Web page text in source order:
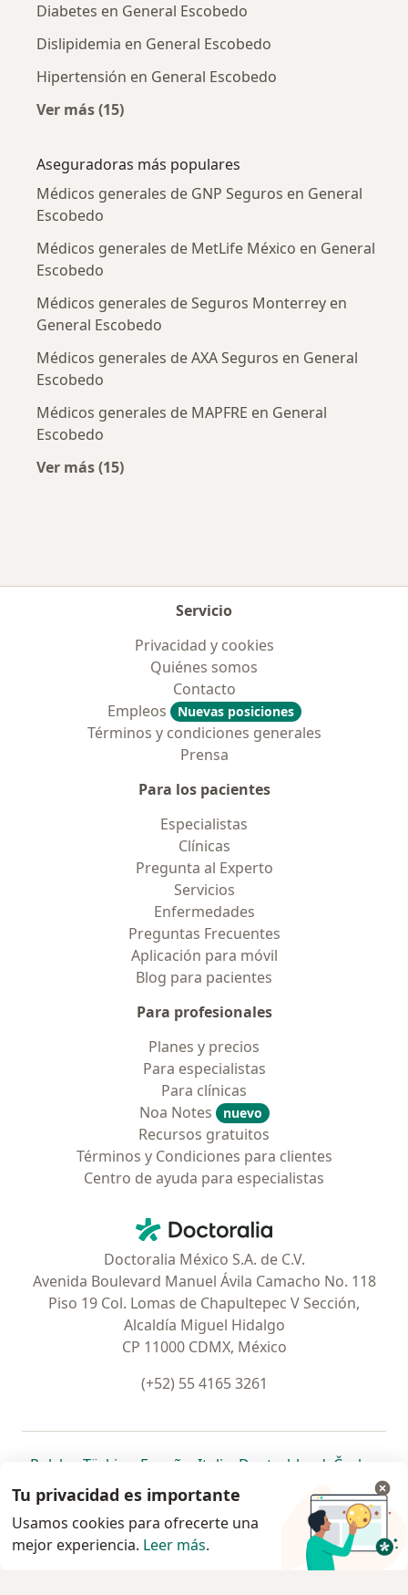
Diabetes en General Escobedo
Dislipidemia en General Escobedo
Hipertensión en General Escobedo
Ver más (15)
Aseguradoras más populares
Médicos generales de GNP Seguros en General
Escobedo
Médicos generales de MetLife México en General
Escobedo
Médicos generales de Seguros Monterrey en
General Escobedo
Médicos generales de AXA Seguros en General
Escobedo
Médicos generales de MAPFRE en General
Escobedo
Ver más (15)
Servicio
Privacidad y cookies
Quiénes somos
Contacto
Empleos
Nuevas posiciones
Términos y condiciones generales
Prensa
Para los pacientes
Especialistas
Clínicas
Pregunta al Experto
Servicios
Enfermedades
Preguntas Frecuentes
Aplicación para móvil
Blog para pacientes
Para profesionales
Planes y precios
Para especialistas
Para clínicas
Noa Notes
nuevo
Recursos gratuitos
Términos y Condiciones para clientes
Centro de ayuda para especialistas
Doctoralia - Página de inicio
Doctoralia México S.A. de C.V.
Avenida Boulevard Manuel Ávila Camacho No. 118
Piso 19 Col. Lomas de Chapultepec V Sección,
Alcaldía Miguel Hidalgo
CP 11000 CDMX, México
(+52) 55 4165 3261
Polska se abre en una nueva pestaña
Türkiye se abre en una nueva pestaña
España se abre en una nueva pestaña
Italia se abre en una nueva
Deutschlandse abre en
Česko
Portugal
se abre en una nueva pestaña
México se abre en una nueva pestaña
Chile se abre en una nueva pestaña
Brasil se abre en una nueva
se abre en
se
se abre en una nueva
www.doctoralia.com.mx © 2026 - Encuentra tu
Tu privacidad es importante
Usamos cookies para ofrecerte una
mejor experiencia. Leer más.